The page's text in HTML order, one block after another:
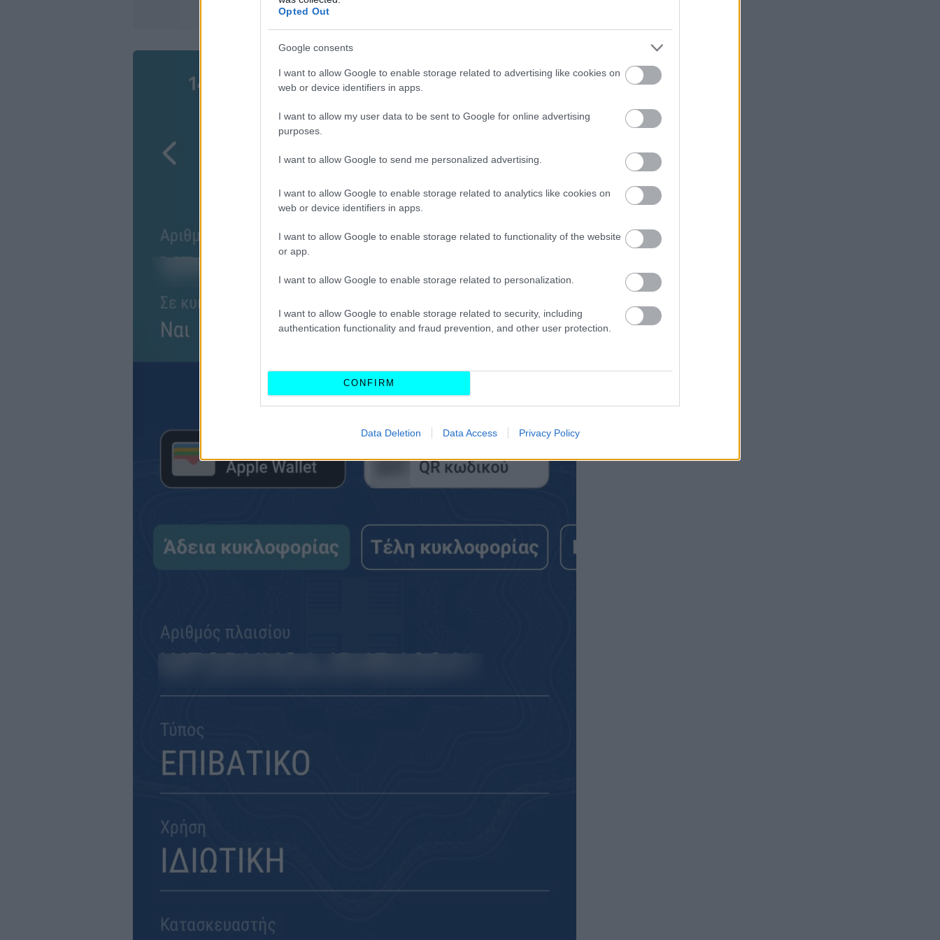
Opted Out
Google consents
I want to allow Google to enable storage related to advertising like cookies on
web or device identifiers in apps.
I want to allow my user data to be sent to Google for online advertising
purposes.
I want to allow Google to send me personalized advertising.
I want to allow Google to enable storage related to analytics like cookies on
web or device identifiers in apps.
I want to allow Google to enable storage related to functionality of the website
or app.
I want to allow Google to enable storage related to personalization.
I want to allow Google to enable storage related to security, including
authentication functionality and fraud prevention, and other user protection.
CONFIRM
Data Deletion Data Access Privacy Policy